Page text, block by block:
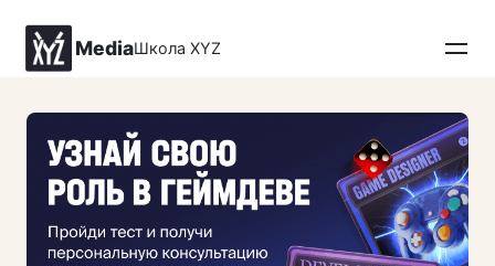
контенту
MediaШкола XYZ